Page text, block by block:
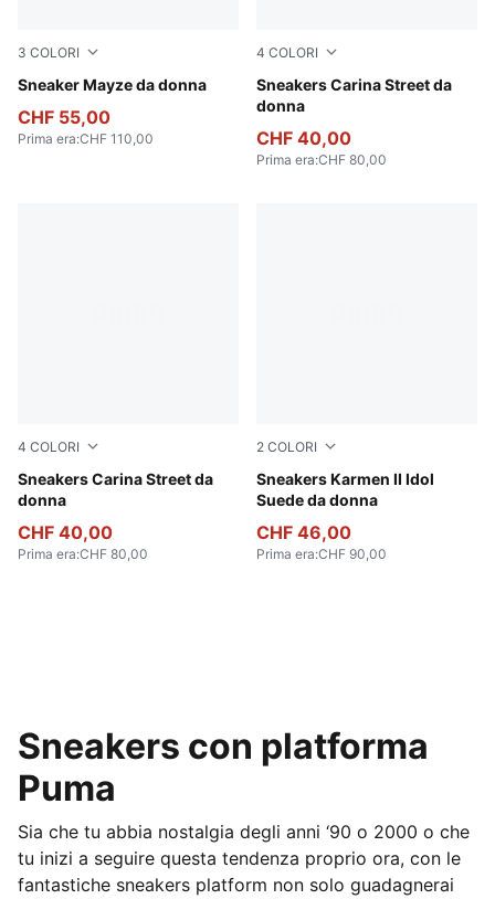
3 COLORI
Sneaker Mayze da donna
Puma White-Olive Green
CHF 55,00
Prima era:CHF 110,00
4 COLORI
Sneakers Carina Street da
donna
PUMA White-PUMA White-
CHF 40,00
Prima era:CHF 80,00
4 COLORI
Sneakers Carina Street da
donna
PUMA White-Frosty Pink-Alpine Snow
CHF 40,00
Prima era:CHF 80,00
2 COLORI
Sneakers Karmen II Idol
Suede da donna
Rose Latte-Rose Latte
CHF 46,00
Prima era:CHF 90,00
Sneakers con platforma
Puma
Sia che tu abbia nostalgia degli anni ‘90 o 2000 o che
tu inizi a seguire questa tendenza proprio ora, con le
fantastiche sneakers platform non solo guadagnerai